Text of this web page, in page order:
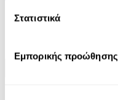
Στατιστικά
Εμπορικής προώθησης